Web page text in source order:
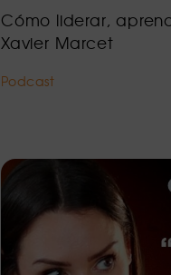
Cómo liderar,
Xavier Marcet
Podcast